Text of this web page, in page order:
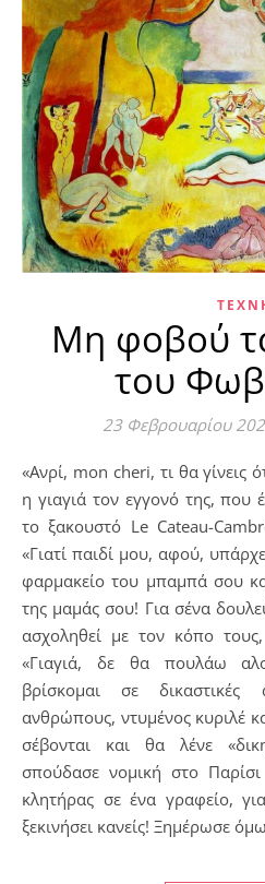
Μη φοβού
του
23 Φεβρουαρίου
«Ανρί, mon cheri, τι θα γίνεις όταν μεγαλώσεις;» ρωτούσε
η γιαγιά τον εγγονό της, που
το ξακουστό Le Cateau-
«Γιατί παιδί μου, αφού,
φαρμακείο του μπαμπά σου
της μαμάς σου! Για σένα
ασχοληθεί με τον κόπο
«Γιαγιά, δε θα πουλάω
βρίσκομαι σε
ανθρώπους, ντυμένος κυριλέ
σέβονται και θα λένε
σπούδασε νομική στο Παρίσι
κλητήρας σε ένα γραφείο,
ξεκινήσει κανείς! Ξημέρωσε